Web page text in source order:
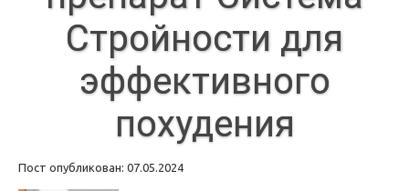
Стройности для
эффективного
похудения
Пост опубликован: 07.05.2024